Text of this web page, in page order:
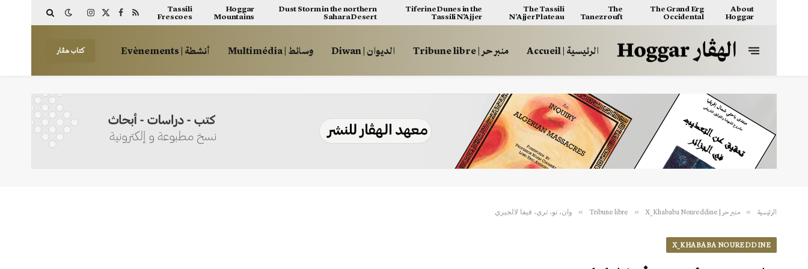
About
Hoggar
The Grand Erg
Occidental
The
Tanezrouft
The Tassili
N’Ajjer Plateau
Tiferine Dunes in the
Tassili N’Ajjer
Dust Storm in the northern
Sahara Desert
Hoggar
Mountains
Tassili
Frescoes
RSS
Facebook
X
Instagram
الرئيسية | Accueil منبر حر | Tribune libre الديوان | Diwan وسائط | Multimédia أنشطة | Evènements كتاب هڤار
الرئيسية » منبر حر | Tribune libre » X_Khababa Noureddine
» وان، تو، ثري، فيفا لالجيري
X_KHABABA NOUREDDINE